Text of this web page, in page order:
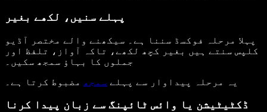
پہلے سنیں، لکھے بغیر
پہلا مرحلہ فوکسڈ سننا ہے۔ سیکھنے والے مختصر آڈیو
کلپس سنتے ہیں بغیر کچھ لکھے، تاکہ آواز، تلفظ اور
جملوں کا بہاؤ سمجھ سکیں۔
یہ مرحلہ پیداوار سے پہلے سمجھ مضبوط کرتا ہے۔
ڈکٹیٹیشن یا وائس ٹائپنگ سے زبان پیدا کرنا